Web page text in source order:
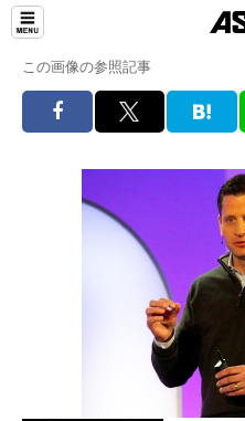
この画像の参照記事